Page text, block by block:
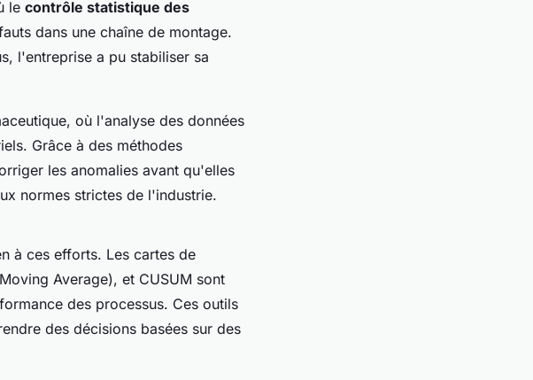
le contrôle statistique des
dans une chaîne de montage.
l'entreprise a pu stabiliser sa
où l'analyse des données
Grâce à des méthodes
les anomalies avant qu'elles
normes strictes de l'industrie.
à ces efforts. Les cartes de
Average), et CUSUM sont
des processus. Ces outils
des décisions basées sur des